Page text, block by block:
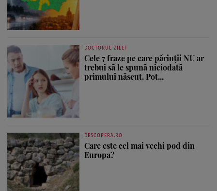
DOCTORUL ZILEI
Cele 7 fraze pe care părinții NU ar
trebui să le spună niciodată
primului născut. Pot...
DESCOPERA.RO
Care este cel mai vechi pod din
Europa?